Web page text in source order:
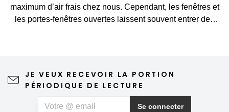
maximum d’air frais chez nous. Cependant, les fenêtres et
les portes-fenêtres ouvertes laissent souvent entrer des
du printemps et de l’été. Une moustiquaire de qualité
maison, ne nécessite qu'un entretien minimal et peut
JE VEUX RECEVOIR LA PORTION
PÉRIODIQUE DE LECTURE
Se connecter